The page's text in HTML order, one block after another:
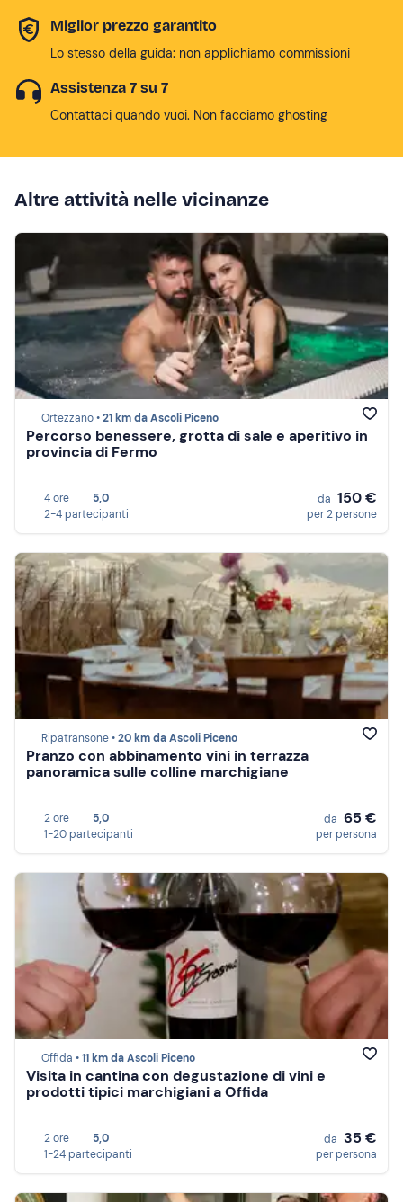
Miglior prezzo garantito
Lo stesso della guida: non applichiamo commissioni
Assistenza 7 su 7
Contattaci quando vuoi. Non facciamo ghosting
Altre attività nelle vicinanze
Ortezzano •21 km da Ascoli Piceno
Percorso benessere, grotta di sale e aperitivo in
provincia di Fermo
4 ore
5,0
2-4 partecipanti
da 150 €
per 2 persone
Ripatransone •20 km da Ascoli Piceno
Pranzo con abbinamento vini in terrazza
panoramica sulle colline marchigiane
2 ore
5,0
1-20 partecipanti
da 65 €
per persona
Offida •11 km da Ascoli Piceno
Visita in cantina con degustazione di vini e
prodotti tipici marchigiani a Offida
2 ore
5,0
1-24 partecipanti
da 35 €
per persona